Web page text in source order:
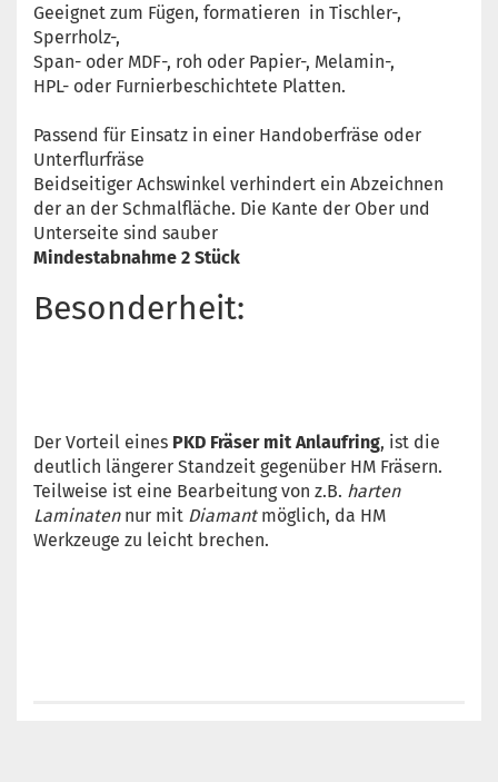
Geeignet zum Fügen, formatieren in Tischler-,
Sperrholz-,
Span- oder MDF-, roh oder Papier-, Melamin-,
HPL- oder Furnierbeschichtete Platten.
Passend für Einsatz in einer Handoberfräse oder
Unterflurfräse
Beidseitiger Achswinkel verhindert ein Abzeichnen
der an der Schmalfläche. Die Kante der Ober und
Unterseite sind sauber
Mindestabnahme 2 Stück
Besonderheit:
Der Vorteil eines PKD Fräser mit Anlaufring, ist die
deutlich längerer Standzeit gegenüber HM Fräsern.
Teilweise ist eine Bearbeitung von z.B. harten
Laminatennur mit Diamantmöglich, da HM
Werkzeuge zu leicht brechen.